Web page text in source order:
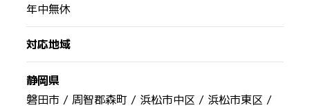
年中無休
対応地域
静岡県
磐田市 /周智郡森町 / 浜松市中区 / 浜松市東区 /